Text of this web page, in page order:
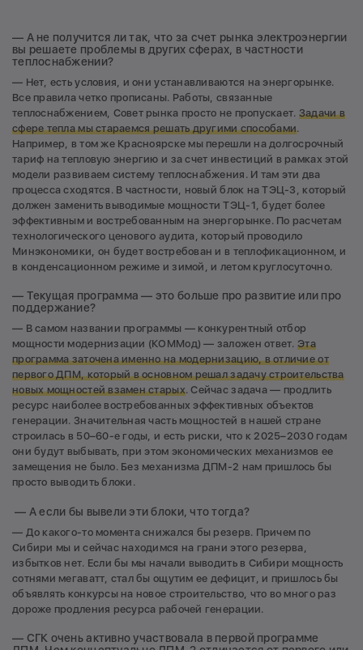
— А не получится ли так, что за счет рынка электроэнергии
вы решаете проблемы в других сферах, в частности
теплоснабжении?
— Нет, есть условия, и они устанавливаются на энергорынке.
Все правила четко прописаны. Работы, связанные
теплоснабжением, Совет рынка просто не пропускает. Задачи в
сфере тепла мы стараемся решать другими способами.
Например, в том же Красноярске мы перешли на долгосрочный
тариф на тепловую энергию и за счет инвестиций в рамках этой
модели развиваем систему теплоснабжения. И там эти два
процесса сходятся. В частности, новый блок на ТЭЦ-3, который
должен заменить выводимые мощности ТЭЦ-1, будет более
эффективным и востребованным на энергорынке. По расчетам
технологического ценового аудита, который проводило
Минэкономики, он будет востребован и в теплофикационном, и
в конденсационном режиме и зимой, и летом круглосуточно.
— Текущая программа — это больше про развитие или про
поддержание?
— В самом названии программы — конкурентный отбор
мощности модернизации (КОММод) — заложен ответ. Эта
программа заточена именно на модернизацию, в отличие от
первого ДПМ, который в основном решал задачу строительства
новых мощностей взамен старых. Сейчас задача — продлить
ресурс наиболее востребованных эффективных объектов
генерации. Значительная часть мощностей в нашей стране
строилась в 50–60-е годы, и есть риски, что к 2025–2030 годам
они будут выбывать, при этом экономических механизмов ее
замещения не было. Без механизма ДПМ-2 нам пришлось бы
просто выводить блоки.
— А если бы вывели эти блоки, что тогда?
— До какого-то момента снижался бы резерв. Причем по
Сибири мы и сейчас находимся на грани этого резерва,
избытков нет. Если бы мы начали выводить в Сибири мощность
сотнями мегаватт, стал бы ощутим ее дефицит, и пришлось бы
объявлять конкурсы на новое строительство, что во много раз
дороже продления ресурса рабочей генерации.
— СГК очень активно участвовала в первой программе